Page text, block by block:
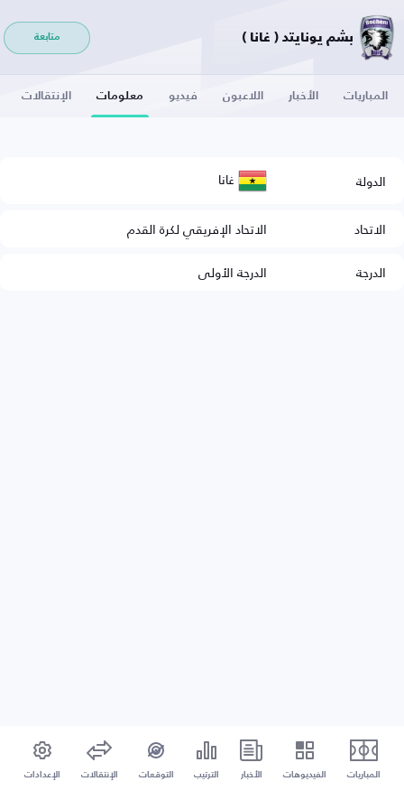
بشم يونايتد ( غانا ) متابعة
المباريات الأخبار اللاعبون فيديو معلومات الإنتقالات
الدولة غانا
الاتحاد
الاتحاد الإفريقي لكرة القدم
الدرجة
الدرجة الأولى
المباريات الفيديوهات الأخبار الترتيب التوقعات الإنتقالات الإعدادات